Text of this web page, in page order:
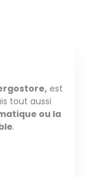
est
tout aussi
ou la
.